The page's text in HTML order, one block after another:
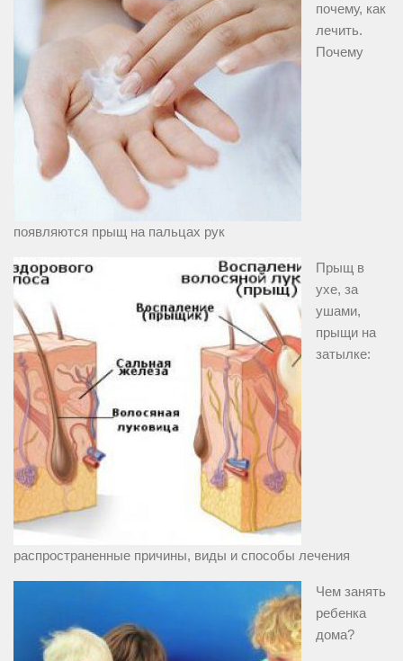
почему, как
лечить.
Почему
появляются прыщ на пальцах рук
Прыщ в
ухе, за
ушами,
прыщи на
затылке:
распространенные причины, виды и способы лечения
Чем занять
ребенка
дома?